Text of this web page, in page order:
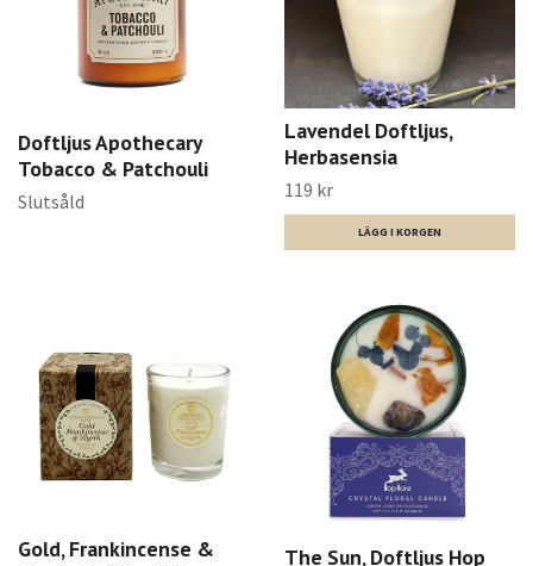
Doftljus Apothecary
Tobacco & Patchouli
Slutsåld
Lavendel Doftljus,
Herbasensia
119 kr
Gold, Frankincense &
The Sun, Doftljus Hop